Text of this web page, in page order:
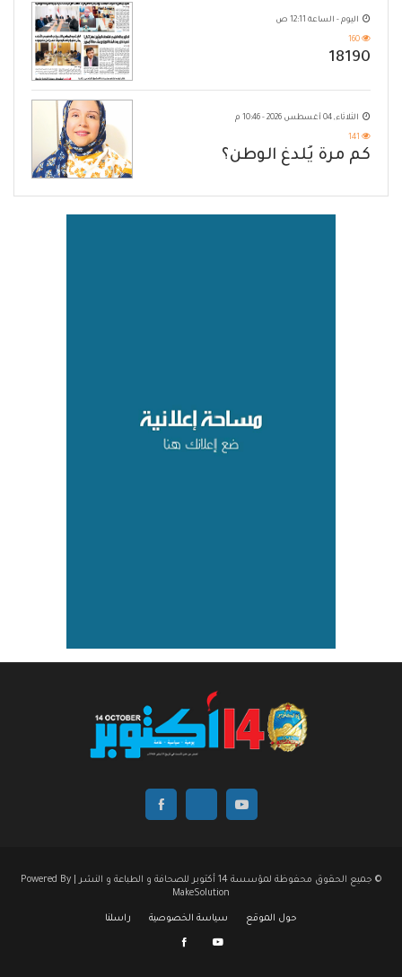
اليوم - الساعة 12:11 ص
160
18190
الثلاثاء, 04 أغسطس 2026 - 10:46 م
141
كم مرة يُلدغ الوطن؟
© جميع الحقوق محفوظة لمؤسسة 14 أكتوبر للصحافة و الطباعة و النشر | Powered By
MakeSolution
حول الموقع سياسة الخصوصية راسلنا